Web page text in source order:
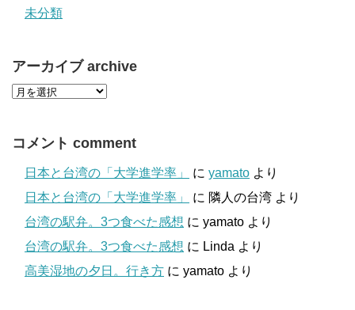
未分類
アーカイブ archive
コメント comment
日本と台湾の「大学進学率」 に yamato より
日本と台湾の「大学進学率」
に 隣人の台湾 より
台湾の駅弁。3つ食べた感想 に yamato より
台湾の駅弁。3つ食べた感想 に Linda より
高美湿地の夕日。行き方 に yamato より